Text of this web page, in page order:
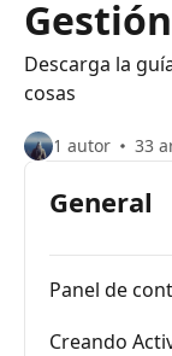
Descarga la
cosas
1 autor 33
General
Panel de
Creando